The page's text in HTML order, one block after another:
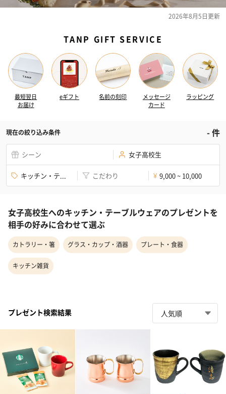
2026年8月5日更新
TANP GIFT SERVICE
最短翌日
お届け
eギフト 名前の刻印
メッセージ
カード
ラッピング
現在の絞り込み条件 -件
シーン 女子高校生
キッチン・テ... こだわり ¥ 9,000 ~ 10,000
女子高校生へのキッチン・テーブルウェアのプレゼントを
相手の好みに合わせて選ぶ
カトラリー・箸 グラス・カップ・酒器 プレート・食器
キッチン雑貨
プレゼント検索結果